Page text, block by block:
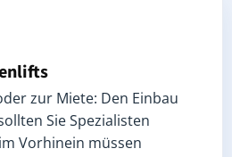
zur Miete: Den Einbau
Sie Spezialisten
Vorhinein müssen